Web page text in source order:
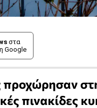
στα
Google
προχώρησαν
πινακίδες